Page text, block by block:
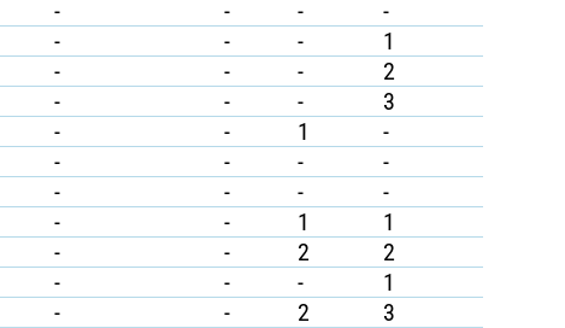
- - -
-
- - -
1
- - -
2
- - -
3
- - 1
-
- - -
-
- - -
-
- - 1
1
- - 2
2
- - -
1
- - 2 3